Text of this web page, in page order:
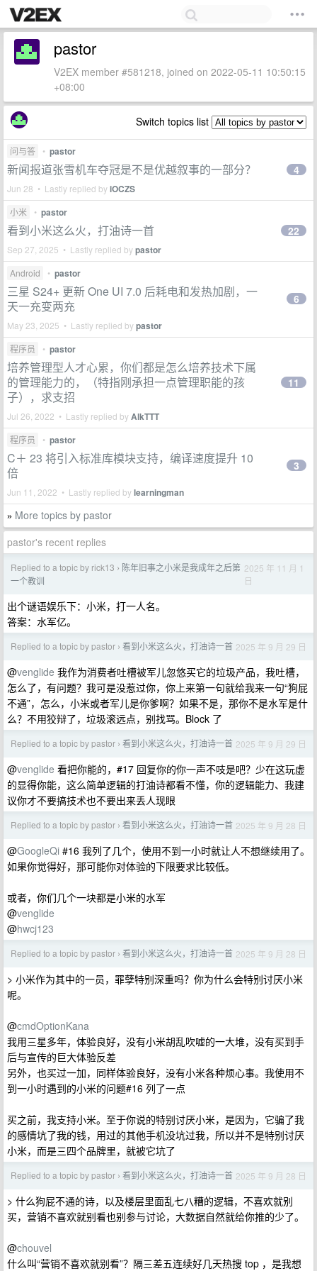
pastor
V2EX member #581218, joined on 2022-05-11 10:50:15
+08:00
Switch topics list
问与答 • pastor
新闻报道张雪机车夺冠是不是优越叙事的一部分？
Jun 28 • Lastly replied byiOCZS
4
小米 • pastor
看到小米这么火，打油诗一首
Sep 27, 2025 • Lastly replied bypastor
22
Android • pastor
三星 S24+ 更新 One UI 7.0 后耗电和发热加剧，一
天一充变两充
May 23, 2025 • Lastly replied bypastor
6
程序员 • pastor
培养管理型人才心累，你们都是怎么培养技术下属
的管理能力的，（特指刚承担一点管理职能的孩
子），求支招
Jul 26, 2022 • Lastly replied byAlkTTT
11
程序员 • pastor
C＋ 23 将引入标准库模块支持，编译速度提升 10
倍
Jun 11, 2022 • Lastly replied bylearningman
3
» More topics by pastor
pastor's recent replies
Replied to a topic by rick13 › 陈年旧事之小米是我成年之后第
一个教训
2025 年 11 月 1
日
出个谜语娱乐下：小米，打一人名。
答案：水军亿。
Replied to a topic by pastor › 看到小米这么火，打油诗一首 2025 年 9 月 29 日
@venglide 我作为消费者吐槽被军儿忽悠买它的垃圾产品，我吐槽，
怎么了，有问题？我可是没惹过你，你上来第一句就给我来一句“狗屁
不通”，怎么，小米或者军儿是你爹啊？如果不是，那你不是水军是什
么？不用狡辩了，垃圾滚远点，别找骂。Block 了
Replied to a topic by pastor › 看到小米这么火，打油诗一首 2025 年 9 月 29 日
@venglide 看把你能的，#17 回复你的你一声不吱是吧？少在这玩虚
的显得你能，这么简单逻辑的打油诗都看不懂，你的逻辑能力、我建
议你才不要搞技术也不要出来丢人现眼
Replied to a topic by pastor › 看到小米这么火，打油诗一首 2025 年 9 月 28 日
@GoogleQi #16 我列了几个，使用不到一小时就让人不想继续用了。
如果你觉得好，那可能你对体验的下限要求比较低。
或者，你们几个一块都是小米的水军
@venglide
@hwcj123
Replied to a topic by pastor › 看到小米这么火，打油诗一首 2025 年 9 月 28 日
> 小米作为其中的一员，罪孽特别深重吗？你为什么会特别讨厌小米
呢。
@cmdOptionKana
我用三星多年，体验良好，没有小米胡乱吹嘘的一大堆，没有买到手
后与宣传的巨大体验反差
另外，也买过一加，同样体验良好，没有小米各种烦心事。我使用不
到一小时遇到的小米的问题#16 列了一点
买之前，我支持小米。至于你说的特别讨厌小米，是因为，它骗了我
的感情坑了我的钱，用过的其他手机没坑过我，所以并不是特别讨厌
小米，而是三四个品牌里，就被它坑了
Replied to a topic by pastor › 看到小米这么火，打油诗一首 2025 年 9 月 28 日
> 什么狗屁不通的诗，以及楼层里面乱七八糟的逻辑，不喜欢就别
买，营销不喜欢就别看也别参与讨论，大数据自然就给你推的少了。
@chouvel
什么叫“营销不喜欢就别看”？隔三差五连续好几天热搜 top ，是我想